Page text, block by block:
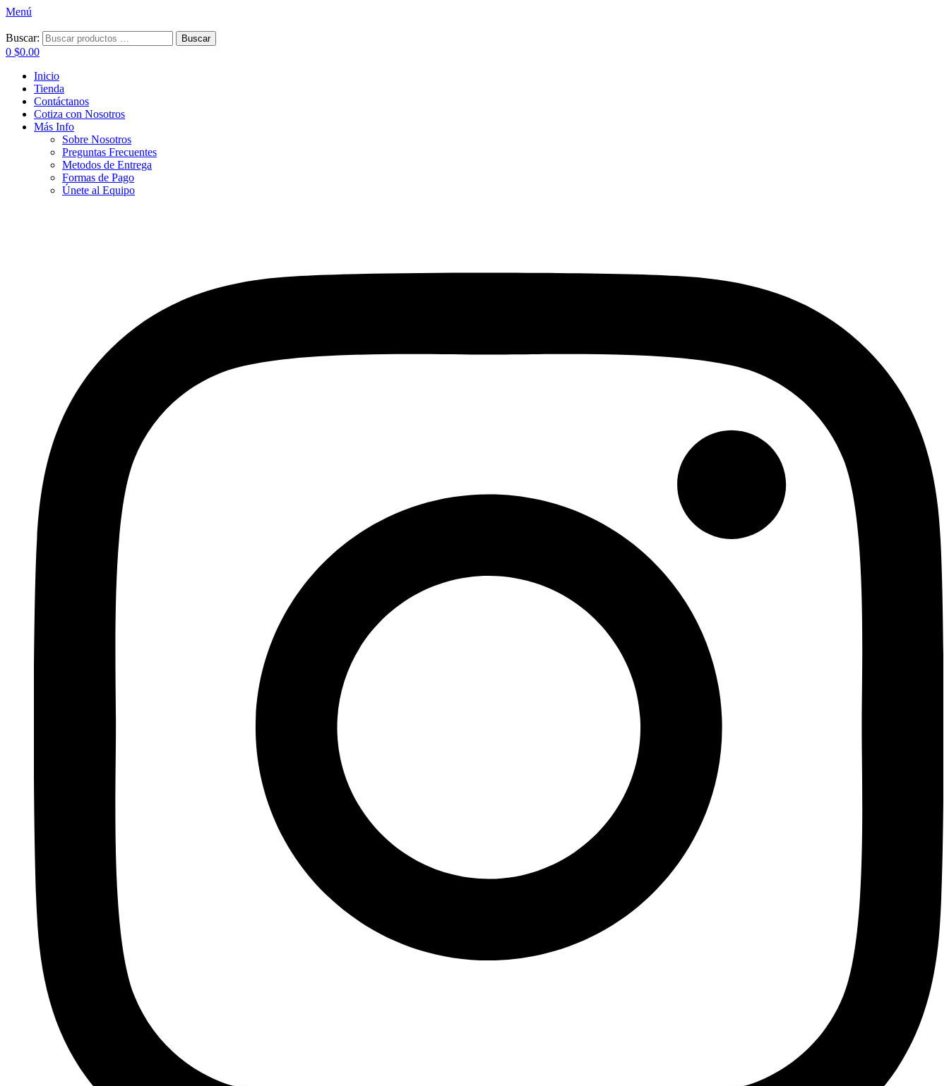
Menú
Buscar: Buscar
0 $0.00
Inicio
Tienda
Contáctanos
Cotiza con Nosotros
Más Info
Sobre Nosotros
Preguntas Frecuentes
Metodos de Entrega
Formas de Pago
Únete al Equipo